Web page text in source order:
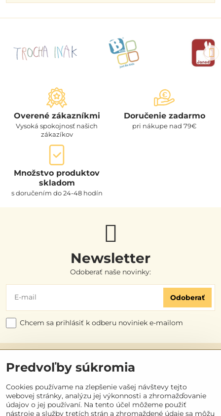
Overené zákazníkmi
Vysoká spokojnosť našich
zákazíkov
Doručenie zadarmo
pri nákupe nad 79€
Množstvo produktov
skladom
s doručením do 24-48 hodín
Newsletter
Odoberať naše novinky:
Odoberať
Chcem sa prihlásiť k odberu noviniek e-mailom
Užitočné odkazy
Objednávky
Kontakt
Predvoľby súkromia
Cookies používame na zlepšenie vašej návštevy tejto
webovej stránky, analýzu jej výkonnosti a zhromažďovanie
údajov o jej používaní. Na tento účel môžeme použiť
nástroje a služby tretích strán a zhromaždené údaje sa môžu